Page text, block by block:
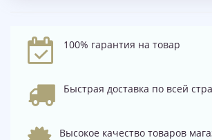
100% гарантия на товар
Быстрая доставка по всей
Высокое качество товаров